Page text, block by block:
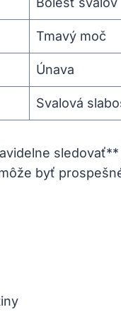
Tmavý moč
Únava
Svalová
byť